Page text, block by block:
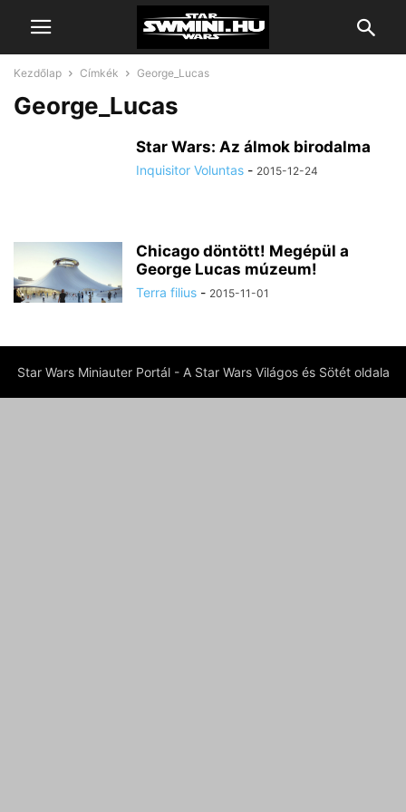
Kezdőlap Címkék George_Lucas
George_Lucas
Star Wars: Az álmok birodalma
Inquisitor Voluntas - 2015-12-24
Chicago döntött! Megépül a
George Lucas múzeum!
Terra filius - 2015-11-01
Star Wars Miniauter Portál - A Star Wars Világos és Sötét oldala